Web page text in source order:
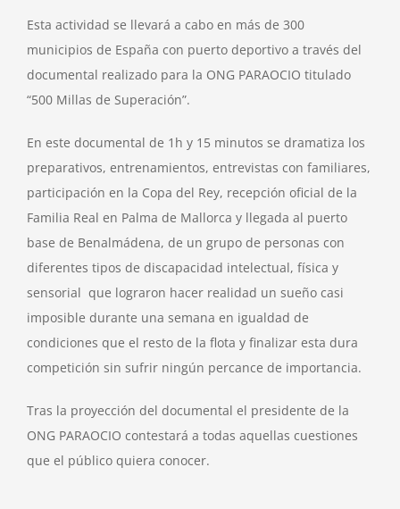
Esta actividad se llevará a cabo en más de 300
municipios de España con puerto deportivo a través del
documental realizado para la ONG PARAOCIO titulado
“500 Millas de Superación”.
En este documental de 1h y 15 minutos se dramatiza los
preparativos, entrenamientos, entrevistas con familiares,
participación en la Copa del Rey, recepción oficial de la
Familia Real en Palma de Mallorca y llegada al puerto
base de Benalmádena, de un grupo de personas con
diferentes tipos de discapacidad intelectual, física y
sensorial que lograron hacer realidad un sueño casi
imposible durante una semana en igualdad de
condiciones que el resto de la flota y finalizar esta dura
competición sin sufrir ningún percance de importancia.
Tras la proyección del documental el presidente de la
ONG PARAOCIO contestará a todas aquellas cuestiones
que el público quiera conocer.